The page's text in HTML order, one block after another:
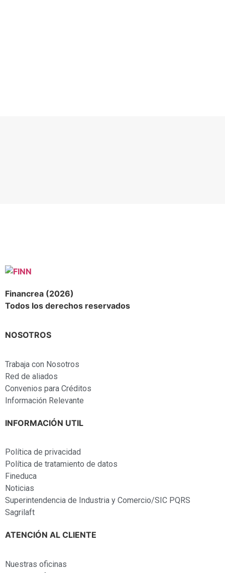
Financrea (2026)
Todos los derechos reservados
NOSOTROS
Trabaja con Nosotros
Red de aliados
Convenios para Créditos
Información Relevante
INFORMACIÓN UTIL
Política de privacidad
Política de tratamiento de datos
Fineduca
Noticias
Superintendencia de Industria y Comercio/SIC PQRS
Sagrilaft
ATENCIÓN AL CLIENTE
Nuestras oficinas